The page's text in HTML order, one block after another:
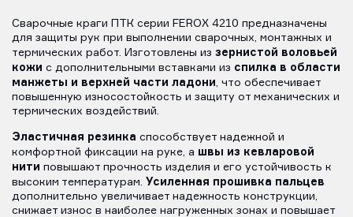
Сварочные краги ПТК серии FEROX 4210 предназначены
для защиты рук при выполнении сварочных, монтажных и
термических работ. Изготовлены из зернистой воловьей
кожи с дополнительными вставками из спилка в области
манжеты и верхней части ладони , что обеспечивает
повышенную износостойкость и защиту от механических и
термических воздействий.
Эластичная резинка способствует надежной и
комфортной фиксации на руке, а швы из кевларовой
нити повышают прочность изделия и его устойчивость к
высоким температурам. Усиленная прошивка пальцев
дополнительно увеличивает надежность конструкции,
снижает износ в наиболее нагруженных зонах и повышает